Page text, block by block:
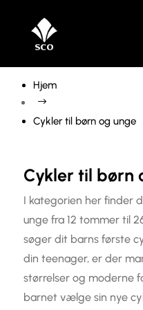
Find
Hjem
$
Cykler til børn og unge
Cykler til børn
I kategorien her finder
unge fra 12 tommer til
søger dit barns første
din teenager, er der
størrelser og moderne
barnet vælge sin nye